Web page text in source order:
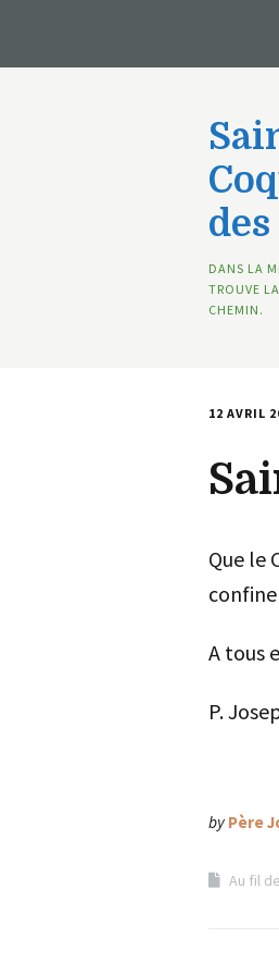
DANS LA
TROUVE
CHEMIN.
12 AVRIL
Que le
A tous
P.
by Père
Au fil